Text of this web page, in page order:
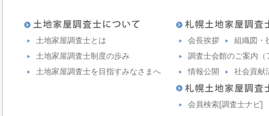
土地家屋調査士とは
土地家屋調査士制度の歩み
土地家屋調査士を目指すみなさまへ
会長挨拶
組織図・
調査士会館のご案内（
情報公開
社会貢献
会員検索[調査士ナビ]